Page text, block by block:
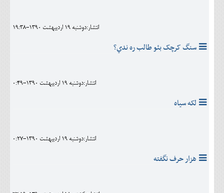
انتشار:دوشنبه 19 ارديبهشت 1390-19:38
سنگ کرچک بئو طالب ره ندي؟
انتشار:دوشنبه 19 ارديبهشت 1390-0:49
لکه سياه
انتشار:دوشنبه 19 ارديبهشت 1390-0:27
هزار حرف نگفته